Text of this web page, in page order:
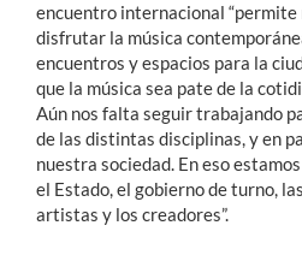
encuentro internacional “permite
disfrutar la música
encuentros y espacios para la
que la música sea pate de la
Aún nos falta seguir trabajando
de las distintas disciplinas, y en
nuestra sociedad. En eso
el Estado, el gobierno de turno,
artistas y los creadores”.